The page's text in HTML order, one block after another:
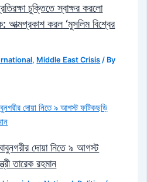
চুক্তিতে স্বাক্ষর করলো
আত্মপ্রকাশ করল ‘মুসলিম বিশ্বের
, Middle East Crisis / By
দোয়া নিতে ৯ আগস্ট
তারেক রহমান